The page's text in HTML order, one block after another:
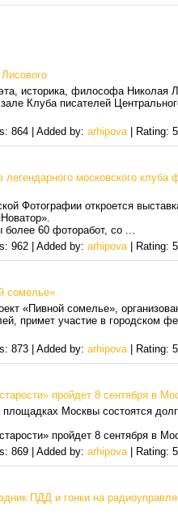
историка, философа Николая
Клуба писателей
864 | Added by: arhipova| Rating:
московского клуба
Фотографии откроется
более 60 фоторабот, со ...
962 | Added by: arhipova| Rating:
сомелье»
«Пивной сомелье»,
примет участие в городском
873 | Added by: arhipova| Rating:
пройдет 8 сентября в
Москвы состоятся
пройдет 8 сентября в
869 | Added by: arhipova| Rating:
ПДД и гонки на